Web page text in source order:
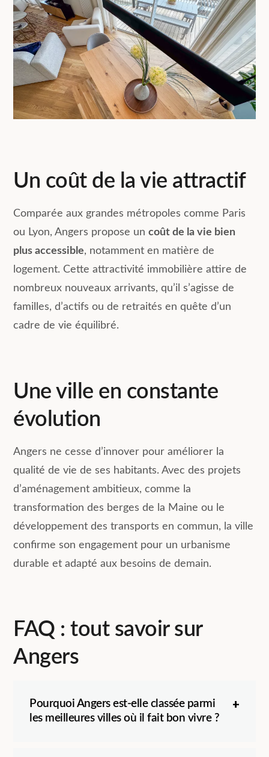
Un coût de la vie attractif
Comparée aux grandes métropoles comme Paris
ou Lyon, Angers propose uncoût de la vie bien
plus accessible, notamment en matière de
logement. Cette attractivité immobilière attire de
nombreux nouveaux arrivants, qu’il s’agisse de
familles, d’actifs ou de retraités en quête d’un
cadre de vie équilibré.
Une ville en constante
évolution
Angers ne cesse d’innover pour améliorer la
qualité de vie de ses habitants. Avec des projets
d’aménagement ambitieux, comme la
transformation des berges de la Maine ou le
développement des transports en commun, la ville
confirme son engagement pour un urbanisme
durable et adapté aux besoins de demain.
FAQ : tout savoir sur
Angers
Pourquoi Angers est-elle classée parmi
les meilleures villes où il fait bon vivre ?